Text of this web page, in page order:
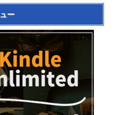
ー